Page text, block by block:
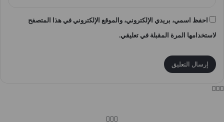
احفظ اسمي، بريدي الإلكتروني، والموقع الإلكتروني في هذا المتصفح
لاستخدامها المرة المقبلة في تعليقي.